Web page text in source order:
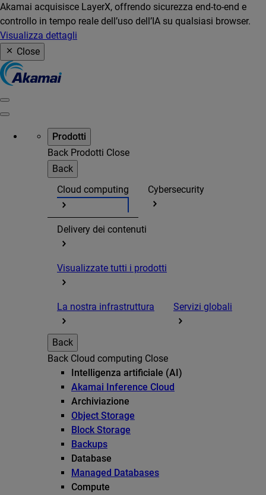
Akamai acquisisce LayerX, offrendo sicurezza end-to-end e
controllo in tempo reale dell’uso dell’IA su qualsiasi browser.
Visualizza dettagli
Close
Prodotti
Back Prodotti Close
Back
Cloud computing
Cybersecurity
Delivery dei contenuti
Visualizzate tutti i prodotti
La nostra infrastruttura Servizi globali
Back
Back Cloud computing Close
Intelligenza artificiale (AI)
Akamai Inference Cloud
Archiviazione
Object Storage
Block Storage
Backups
Database
Managed Databases
Compute